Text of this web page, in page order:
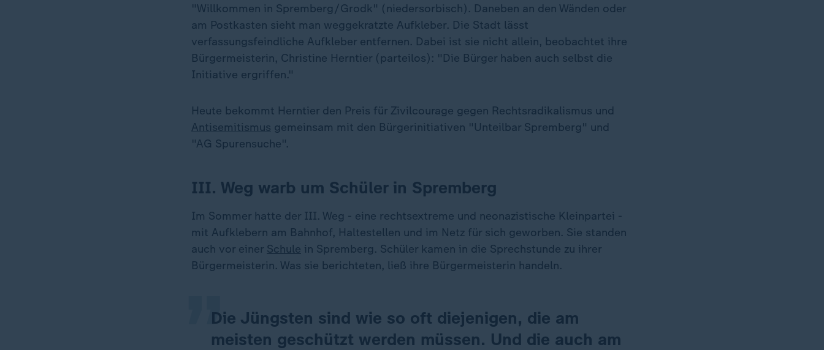
"Willkommen in Spremberg/Grodk" (niedersorbisch). Daneben an den Wänden oder
am Postkasten sieht man weggekratzte Aufkleber. Die Stadt lässt
verfassungsfeindliche Aufkleber entfernen. Dabei ist sie nicht allein, beobachtet ihre
Bürgermeisterin, Christine Herntier (parteilos): "Die Bürger haben auch selbst die
Initiative ergriffen."
Heute bekommt Herntier den Preis für Zivilcourage gegen Rechtsradikalismus und
Antisemitismus gemeinsam mit den Bürgerinitiativen "Unteilbar Spremberg" und
"AG Spurensuche".
III. Weg warb um Schüler in Spremberg
Im Sommer hatte der III. Weg - eine rechtsextreme und neonazistische Kleinpartei -
mit Aufklebern am Bahnhof, Haltestellen und im Netz für sich geworben. Sie standen
auch vor einer Schule in Spremberg. Schüler kamen in die Sprechstunde zu ihrer
Bürgermeisterin. Was sie berichteten, ließ ihre Bürgermeisterin handeln.
Die Jüngsten sind wie so oft diejenigen, die am
meisten geschützt werden müssen. Und die auch am
„